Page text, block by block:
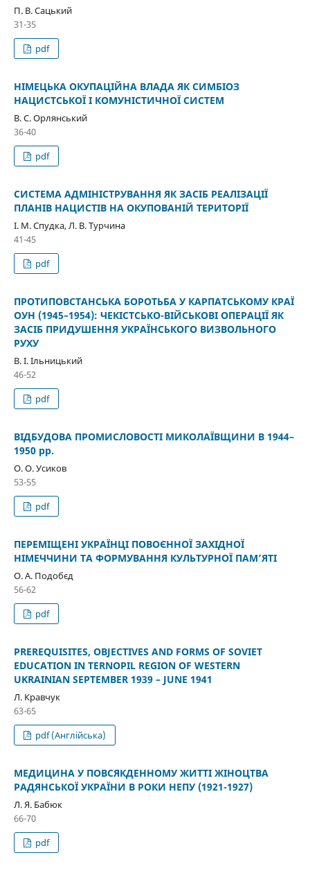
П. В. Сацький
31-35
pdf
НІМЕЦЬКА ОКУПАЦІЙНА ВЛАДА ЯК СИМБІОЗ
НАЦИСТСЬКОЇ І КОМУНІСТИЧНОЇ СИСТЕМ
В. С. Орлянський
36-40
pdf
СИСТЕМА АДМІНІСТРУВАННЯ ЯК ЗАСІБ РЕАЛІЗАЦІЇ
ПЛАНІВ НАЦИСТІВ НА ОКУПОВАНІЙ ТЕРИТОРІЇ
І. М. Спудка, Л. В. Турчина
41-45
pdf
ПРОТИПОВСТАНСЬКА БОРОТЬБА У КАРПАТСЬКОМУ КРАЇ
ОУН (1945–1954): ЧЕКІСТСЬКО-ВІЙСЬКОВІ ОПЕРАЦІЇ ЯК
ЗАСІБ ПРИДУШЕННЯ УКРАЇНСЬКОГО ВИЗВОЛЬНОГО
РУХУ
В. І. Ільницький
46-52
pdf
ВІДБУДОВА ПРОМИСЛОВОСТІ МИКОЛАЇВЩИНИ В 1944–
1950 рр.
О. О. Усиков
53-55
pdf
ПЕРЕМІЩЕНІ УКРАЇНЦІ ПОВОЄННОЇ ЗАХІДНОЇ
НІМЕЧЧИНИ ТА ФОРМУВАННЯ КУЛЬТУРНОЇ ПАМ’ЯТІ
О. А. Подобєд
56-62
pdf
PREREQUISITES, OBJECTIVES AND FORMS OF SOVIET
EDUCATION IN TERNOPIL REGION OF WESTERN
UKRAINIAN SEPTEMBER 1939 – JUNE 1941
Л. Кравчук
63-65
pdf (Англійська)
МЕДИЦИНА У ПОВСЯКДЕННОМУ ЖИТТІ ЖІНОЦТВА
РАДЯНСЬКОЇ УКРАЇНИ В РОКИ НЕПУ (1921-1927)
Л. Я. Бабюк
66-70
pdf